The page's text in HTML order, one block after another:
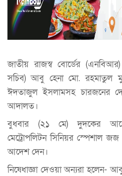
জাতীয় রাজস্ব বোর্ডের (এনবিআর)
সচিব) আবু হেনা মো. রহমাতুল
ঈদতাজুল ইসলামসহ চারজনের
আদালত।
বুধবার (২১ মে) দুদকের
মেট্রোপলিটন সিনিয়র স্পেশাল
আদেশ দেন।
নিষেধাজ্ঞা দেওয়া অন্যরা হলেন-